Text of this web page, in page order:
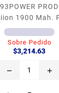
POWER
1900 Mah.
1900 mAh
Son
de
adheridas con
Sobre Pedido
$3,214.63
remove add